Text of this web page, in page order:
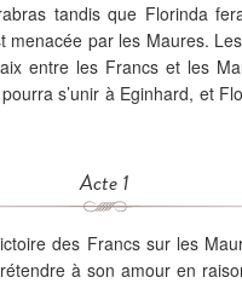
tandis que Florinda
menacée par les Maures.
entre les Francs et les
s’unir à Eginhard, et
Acte 1
des Francs sur les
à son amour en